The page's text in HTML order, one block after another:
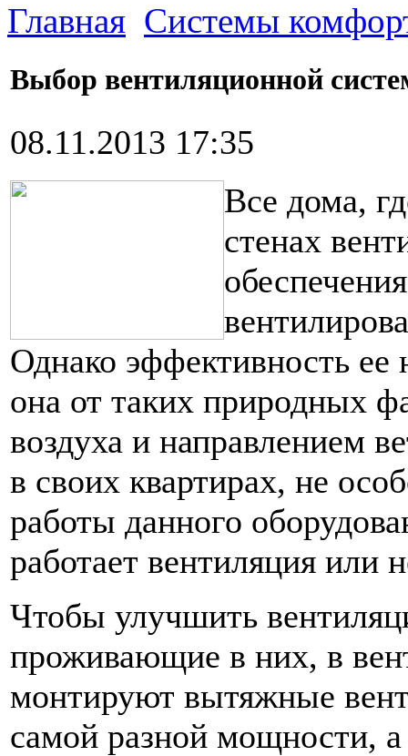
Главная Системы
Выбор вентиляционной
08.11.2013 17:35
Все дома,
стенах
Однако эффективность
она от таких природных
воздуха и направлением
в своих квартирах, не
работы данного
работает вентиляция или
Чтобы улучшить
проживающие в них, в
монтируют вытяжные
самой разной мощности,